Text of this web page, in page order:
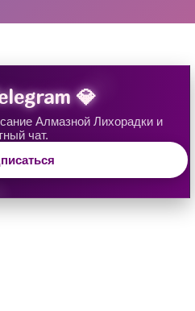
💎
Алмазной Лихорадки и
чат.